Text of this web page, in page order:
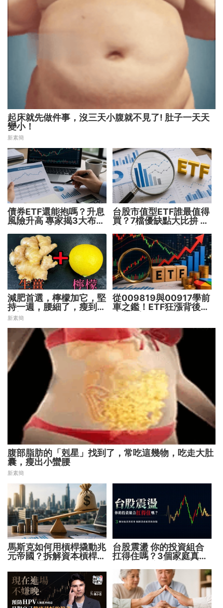
起床就先做件事，沒三天小腹就不見了! 肚子一天天
變小！
新素簡
債券ETF還能抱嗎？升息
風險升高 專家揭3大布局
台股市值型ETF誰最值得
買？7檔優缺點大比拚 找
減肥首選，檸檬加它，堅
持一週，腰細了，瘦到你
懷疑人生
新素簡
從009819與00917學前
車之鑑！ETF狂漲背後
腹部脂肪的「剋星」找到了，常吃這幾物，吃走大肚
囊，瘦出小蠻腰
新素簡
馬斯克如何用槓桿撬動兆
元帝國？拆解資本槓桿5
台股震盪 你的投資組合
扛得住嗎？3個家庭真實
傷